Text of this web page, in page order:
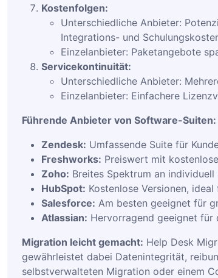
Kostenfolgen:
Unterschiedliche Anbieter:
Integrations- und
Einzelanbieter: Paketangebote
Servicekontinuität:
Unterschiedliche Anbieter:
Einzelanbieter: Einfachere
Führende Anbieter von Software-Suiten:
Zendesk: Umfassende Suite für
Freshworks: Preiswert mit
Zoho: Breites Spektrum an
HubSpot: Kostenlose Versionen,
Salesforce: Am besten geeignet für
Atlassian: Hervorragend geeignet für
Migration leicht gemacht: Help Desk
gewährleistet dabei Datenintegrität,
selbstverwalteten Migration oder einem